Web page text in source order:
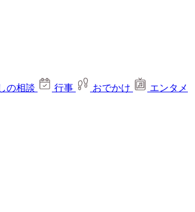
の相談 行事 おでかけ
エンタメ